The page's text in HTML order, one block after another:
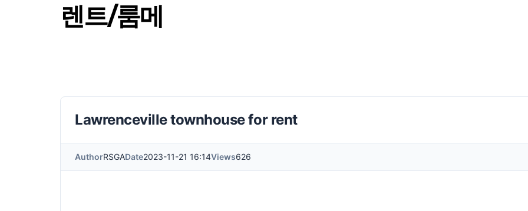
렌트/룸메
Lawrenceville townhouse for rent
AuthorRSGADate2023-11-21 16:14Views626